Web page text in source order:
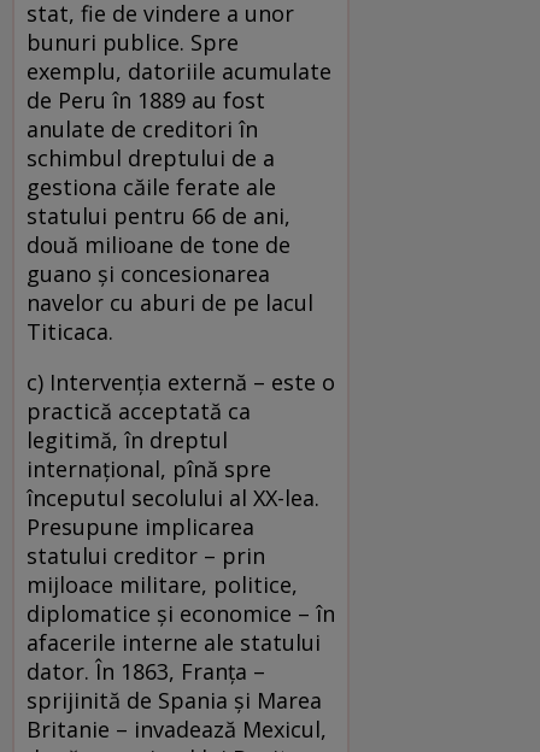
stat, fie de vindere a unor
bunuri publice. Spre
exemplu, datoriile acumulate
de Peru în 1889 au fost
anulate de creditori în
schimbul dreptului de a
gestiona căile ferate ale
statului pentru 66 de ani,
două milioane de tone de
guano şi concesionarea
navelor cu aburi de pe lacul
Titicaca.
c) Intervenţia externă – este o
practică acceptată ca
legitimă, în dreptul
internaţional, pînă spre
începutul secolului al XX-lea.
Presupune implicarea
statului creditor – prin
mijloace militare, politice,
diplomatice şi economice – în
afacerile interne ale statului
dator. În 1863, Franţa –
sprijinită de Spania şi Marea
Britanie – invadează Mexicul,